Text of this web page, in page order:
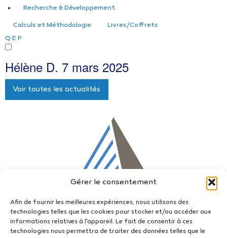
Gérer le consentement
Afin de fournir les meilleures expériences, nous utilisons des
technologies telles que les cookies pour stocker et/ou accéder aux
informations relatives à l'appareil. Le fait de consentir à ces
technologies nous permettra de traiter des données telles que le
Recherche & Développement
Calculs et Méthodologie
Livres/Coffrets
Q E P
Hélène D. 7 mars 2025
Voir toutes les actualités